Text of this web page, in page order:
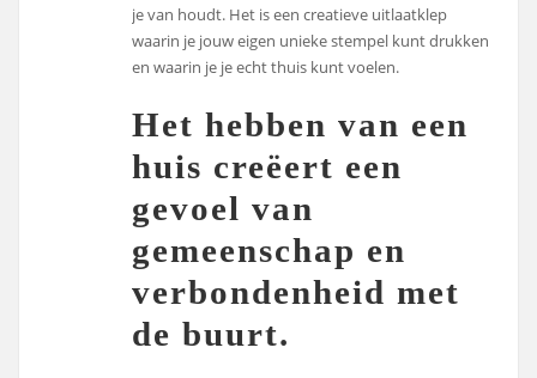
je van houdt. Het is een creatieve uitlaatklep
waarin je jouw eigen unieke stempel kunt drukken
en waarin je je echt thuis kunt voelen.
Het hebben van een
huis creëert een
gevoel van
gemeenschap en
verbondenheid met
de buurt.